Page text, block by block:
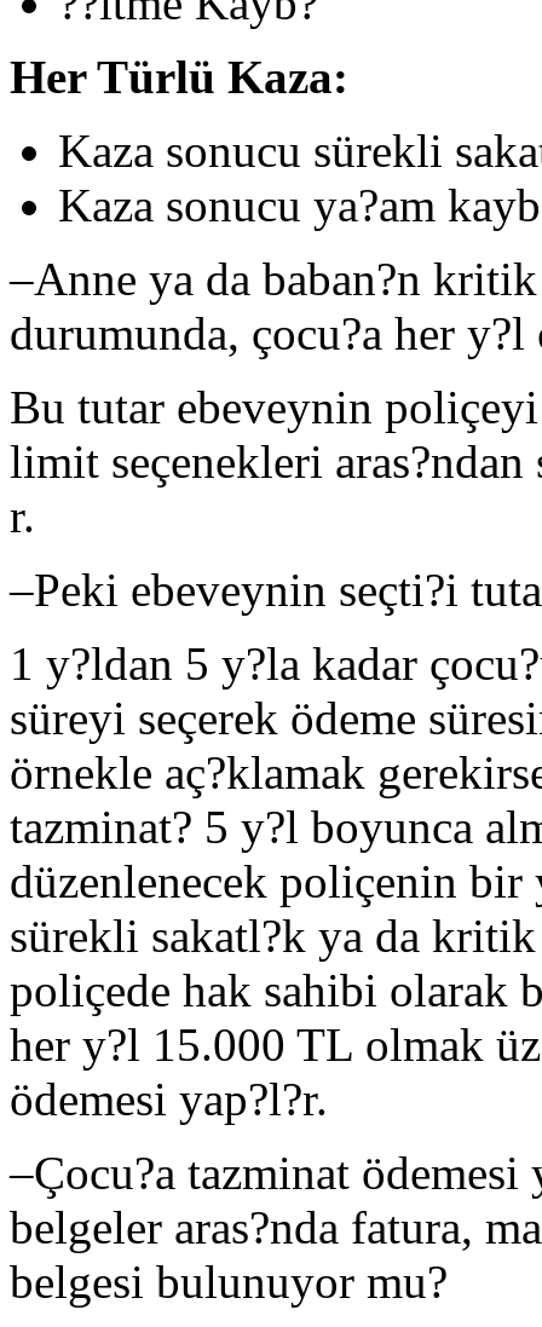
Her Türlü Kaza:
Kaza sonucu sürekli
Kaza sonucu ya?am
–Anne ya da baban?n
durumunda, çocu?a her
Bu tutar ebeveynin
limit seçenekleri
r.
–Peki ebeveynin seçti?i
1 y?ldan 5 y?la kadar
süreyi seçerek ödeme
örnekle aç?klamak
tazminat? 5 y?l boyunca
düzenlenecek poliçenin bir
sürekli sakatl?k ya da
poliçede hak sahibi olarak
her y?l 15.000 TL olmak
ödemesi yap?l?r.
–Çocu?a tazminat
belgeler aras?nda fatura,
belgesi bulunuyor mu?